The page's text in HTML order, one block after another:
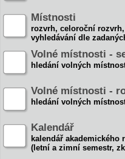
Místnosti
rozvrh, celoroční rozvrh,
vyhledávání dle
Volné místnosti -
hledání volných
Volné místnosti -
hledání volných
Kalendář
kalendář akademického
(letní a zimní semestr,